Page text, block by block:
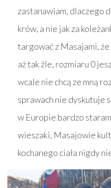
zastanawiam, dlaczego
krów, a nie jak za
targować z Masajami,
aż tak źle, rozmiaru 0
wcale nie chcą ze mną
sprawach nie dyskutuje
w Europie bardzo
wieszaki, Masajowie
kochanego ciała nigdy